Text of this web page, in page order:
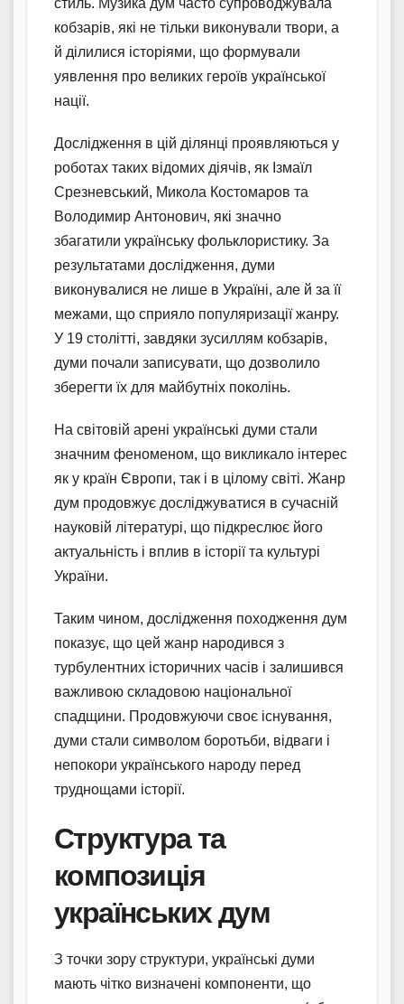
стиль. Музика дум часто супроводжувала
кобзарів, які не тільки виконували твори, а
й ділилися історіями, що формували
уявлення про великих героїв української
нації.
Дослідження в цій ділянці проявляються у
роботах таких відомих діячів, як Ізмаїл
Срезневський, Микола Костомаров та
Володимир Антонович, які значно
збагатили українську фольклористику. За
результатами дослідження, думи
виконувалися не лише в Україні, але й за її
межами, що сприяло популяризації жанру.
У 19 столітті, завдяки зусиллям кобзарів,
думи почали записувати, що дозволило
зберегти їх для майбутніх поколінь.
На світовій арені українські думи стали
значним феноменом, що викликало інтерес
як у країн Європи, так і в цілому світі. Жанр
дум продовжує досліджуватися в сучасній
науковій літературі, що підкреслює його
актуальність і вплив в історії та культурі
України.
Таким чином, дослідження походження дум
показує, що цей жанр народився з
турбулентних історичних часів і залишився
важливою складовою національної
спадщини. Продовжуючи своє існування,
думи стали символом боротьби, відваги і
непокори українського народу перед
труднощами історії.
Структура та
композиція
українських дум
З точки зору структури, українські думи
мають чітко визначені компоненти, що